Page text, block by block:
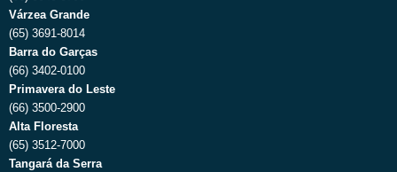
Várzea Grande
(65) 3691-8014
Barra do Garças
(66) 3402-0100
Primavera do Leste
(66) 3500-2900
Alta Floresta
(65) 3512-7000
Tangará da Serra